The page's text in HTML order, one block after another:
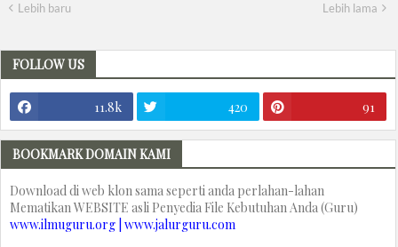
Lebih baru Lebih lama
FOLLOW US
11.8k 420 91
BOOKMARK DOMAIN KAMI
Download di web klon sama seperti anda perlahan-lahan
Mematikan WEBSITE asli Penyedia File Kebutuhan Anda (Guru)
www.ilmuguru.org | www.jalurguru.com